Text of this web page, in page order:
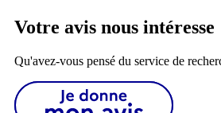
Votre avis nous intéresse
Qu'avez-vous pensé du service de